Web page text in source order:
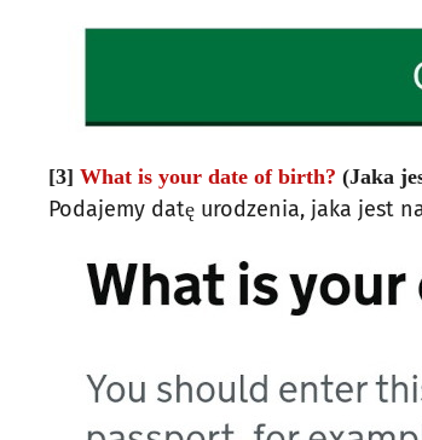
[3] What is your date of birth? (Jaka
Podajemy datę urodzenia, jaka jest